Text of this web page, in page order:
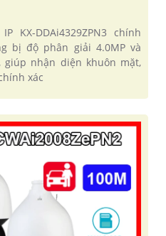
KX-DDAi4329ZPN3 chính
bị độ phân giải 4.0MP và
giúp nhận diện khuôn mặt,
xác